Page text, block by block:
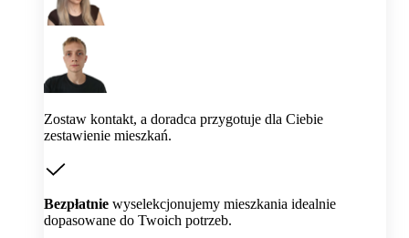
Zostaw kontakt, a doradca przygotuje dla Ciebie
zestawienie mieszkań.
Bezpłatnie wyselekcjonujemy mieszkania idealnie
dopasowane do Twoich potrzeb.